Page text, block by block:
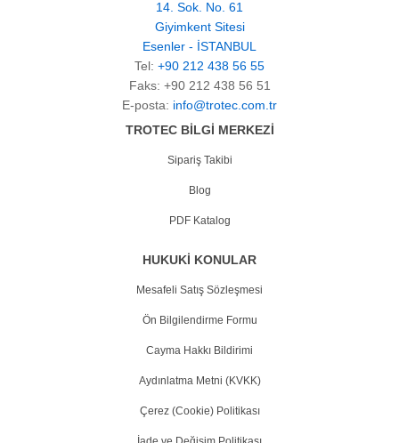
14. Sok. No. 61
Giyimkent Sitesi
Esenler - İSTANBUL
Tel: +90 212 438 56 55
Faks: +90 212 438 56 51
E-posta: info@trotec.com.tr
TROTEC BİLGİ MERKEZİ
Sipariş Takibi
Blog
PDF Katalog
HUKUKİ KONULAR
Mesafeli Satış Sözleşmesi
Ön Bilgilendirme Formu
Cayma Hakkı Bildirimi
Aydınlatma Metni (KVKK)
Çerez (Cookie) Politikası